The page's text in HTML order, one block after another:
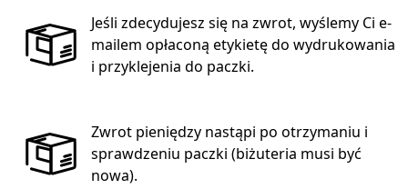
Jeśli zdecydujesz się na zwrot, wyślemy Ci e-
mailem opłaconą etykietę do wydrukowania
i przyklejenia do paczki.
Zwrot pieniędzy nastąpi po otrzymaniu i
sprawdzeniu paczki (biżuteria musi być
nowa).